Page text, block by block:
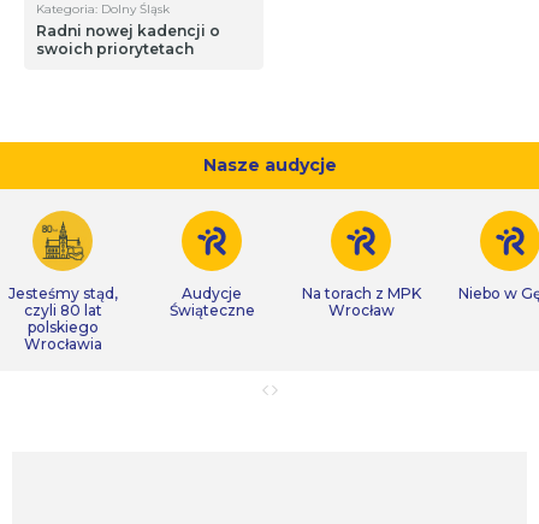
Kategoria: Dolny Śląsk
Radni nowej kadencji o
swoich priorytetach
Nasze audycje
Jesteśmy stąd,
czyli 80 lat
polskiego
Wrocławia
Audycje
Świąteczne
Na torach z MPK
Wrocław
Niebo w